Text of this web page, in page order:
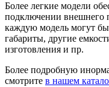
Более легкие модели
подключении внешнего
каждую модель могут
габариты, другие
изготовления и пр.
Более подробную
смотрите в нашем